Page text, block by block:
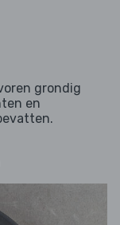
grondig
en